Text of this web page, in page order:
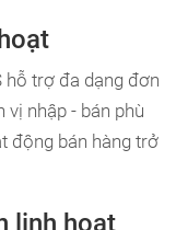
hỗ trợ đa dạng đơn
vị nhập - bán phù
động bán hàng trở
linh hoạt